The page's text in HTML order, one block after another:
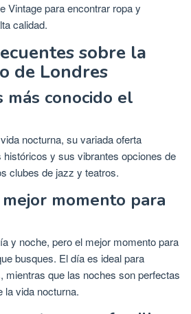
Vintage para encontrar ropa y
calidad.
sobre la
de Londres
más conocido el
nocturna, su variada oferta
y sus vibrantes opciones de
clubes de jazz y teatros.
momento para
y noche, pero el mejor momento para
busques. El día es ideal para
mientras que las noches son perfectas
la vida nocturna.